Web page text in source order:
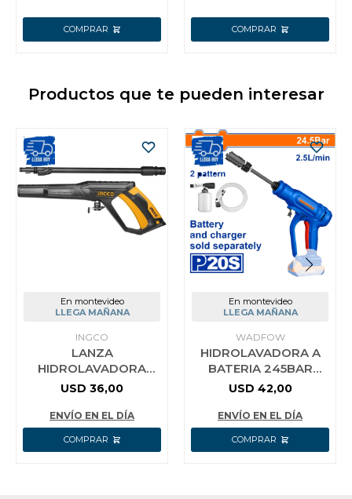
Productos que te pueden interesar
En montevideo
LLEGA MAÑANA
INGCO
LANZA
HIDROLAVADORA
AMSG028 CONECTOR
USD 36,00
ENVÍO EN EL DÍA
En montevideo
LLEGA MAÑANA
WADFOW
HIDROLAVADORA A
BATERIA 245BAR
25LT/MIN 20V P20S
WADFOW
USD 42,00
ENVÍO EN EL DÍA